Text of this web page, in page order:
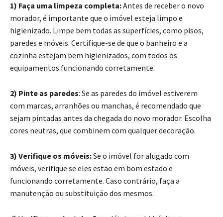
1) Faça uma limpeza completa:Antes de receber o novo
morador, é importante que o imóvel esteja limpo e
higienizado. Limpe bem todas as superfícies, como pisos,
paredes e móveis. Certifique-se de que o banheiro e a
cozinha estejam bem higienizados, com todos os
equipamentos funcionando corretamente.
2) Pinte as paredes: Se as paredes do imóvel estiverem
com marcas, arranhões ou manchas, é recomendado que
sejam pintadas antes da chegada do novo morador. Escolha
cores neutras, que combinem com qualquer decoração.
3) Verifique os móveis:Se o imóvel for alugado com
móveis, verifique se eles estão em bom estado e
funcionando corretamente. Caso contrário, faça a
manutenção ou substituição dos mesmos.